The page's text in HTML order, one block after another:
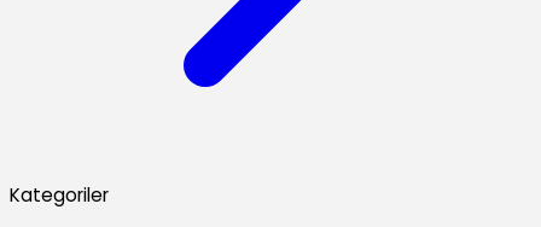
Kategoriler